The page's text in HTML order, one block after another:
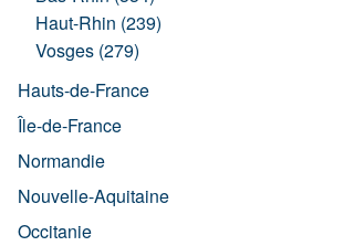
Haut-Rhin (239)
Vosges (279)
Hauts-de-France
Île-de-France
Normandie
Nouvelle-Aquitaine
Occitanie